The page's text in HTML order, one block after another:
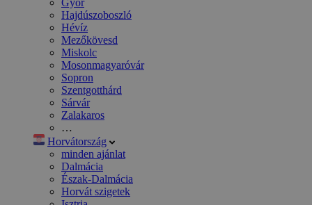
Győr
Hajdúszoboszló
Hévíz
Mezőkövesd
Miskolc
Mosonmagyaróvár
Sopron
Szentgotthárd
Sárvár
Zalakaros
…
Horvátország
minden ajánlat
Dalmácia
Észak-Dalmácia
Horvát szigetek